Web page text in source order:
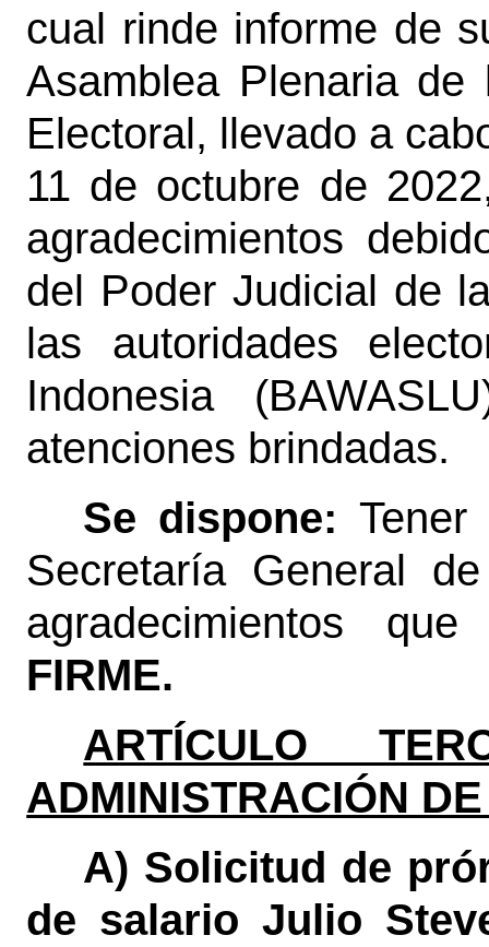
cual rinde informe de
Asamblea Plenaria
Electoral, llevado a
11 de octubre de
agradecimientos
del Poder Judicial de
las autoridades
Indonesia
atenciones brindadas.
Se dispone:
Secretaría General
agradecimientos
FIRME.
ARTÍCULO
ADMINISTRACIÓN
A) Solicitud de
de salario Julio